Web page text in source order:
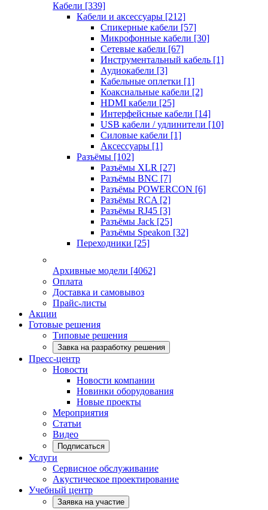
Кабели [339]
Кабели и аксессуары [212]
Спикерные кабели [57]
Микрофонные кабели [30]
Сетевые кабели [67]
Инструментальный кабель [1]
Аудиокабели [3]
Кабельные оплетки [1]
Коаксиальные кабели [2]
HDMI кабели [25]
Интерфейсные кабели [14]
USB кабели / удлинители [10]
Силовые кабели [1]
Аксессуары [1]
Разъёмы [102]
Разъёмы XLR [27]
Разъёмы BNC [7]
Разъёмы POWERCON [6]
Разъёмы RCA [2]
Разъёмы RJ45 [3]
Разъёмы Jack [25]
Разъёмы Speakon [32]
Переходники [25]
Архивные модели [4062]
Оплата
Доставка и самовывоз
Прайс-листы
Акции
Готовые решения
Типовые решения
Завка на разработку решения
Пресс-центр
Новости
Новости компании
Новинки оборудования
Новые проекты
Мероприятия
Статьи
Видео
Подписаться
Услуги
Сервисное обслуживание
Акустическое проектирование
Учебный центр
Заявка на участие